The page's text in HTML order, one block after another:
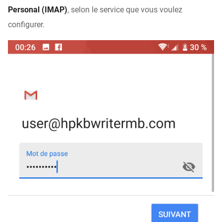
Personal (IMAP), selon le service que vous voulez
configurer.